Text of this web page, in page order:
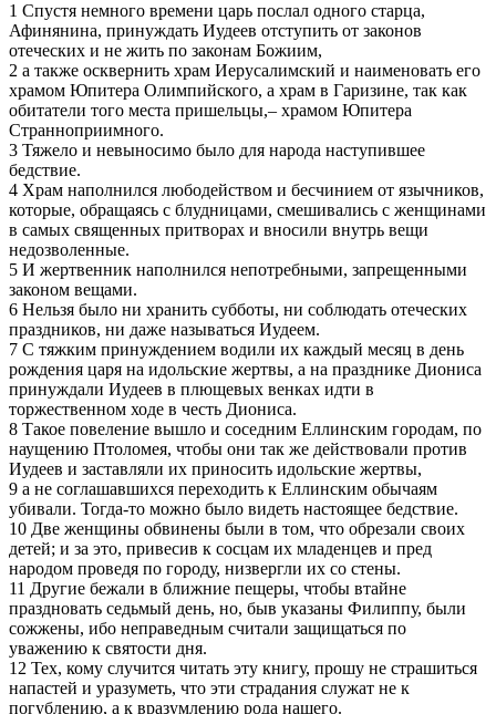
1 Спустя немного времени царь послал одного старца,
Афинянина, принуждать Иудеев отступить от законов
отеческих и не жить по законам Божиим,
2 а также осквернить храм Иерусалимский и наименовать его
храмом Юпитера Олимпийского, а храм в Гаризине, так как
обитатели того места пришельцы,– храмом Юпитера
Странноприимного.
3 Тяжело и невыносимо было для народа наступившее
бедствие.
4 Храм наполнился любодейством и бесчинием от язычников,
которые, обращаясь с блудницами, смешивались с женщинами
в самых священных притворах и вносили внутрь вещи
недозволенные.
5 И жертвенник наполнился непотребными, запрещенными
законом вещами.
6 Нельзя было ни хранить субботы, ни соблюдать отеческих
праздников, ни даже называться Иудеем.
7 С тяжким принуждением водили их каждый месяц в день
рождения царя на идольские жертвы, а на празднике Диониса
принуждали Иудеев в плющевых венках идти в
торжественном ходе в честь Диониса.
8 Такое повеление вышло и соседним Еллинским городам, по
наущению Птоломея, чтобы они так же действовали против
Иудеев и заставляли их приносить идольские жертвы,
9 а не соглашавшихся переходить к Еллинским обычаям
убивали. Тогда-то можно было видеть настоящее бедствие.
10 Две женщины обвинены были в том, что обрезали своих
детей; и за это, привесив к сосцам их младенцев и пред
народом проведя по городу, низвергли их со стены.
11 Другие бежали в ближние пещеры, чтобы втайне
праздновать седьмый день, но, быв указаны Филиппу, были
сожжены, ибо неправедным считали защищаться по
уважению к святости дня.
12 Тех, кому случится читать эту книгу, прошу не страшиться
напастей и уразуметь, что эти страдания служат не к
погублению, а к вразумлению рода нашего.